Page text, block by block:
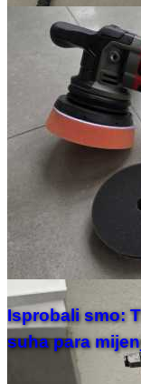
Isprobali smo:
suha para